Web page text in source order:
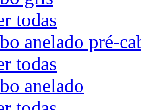
todas
anelado pré-
todas
anelado